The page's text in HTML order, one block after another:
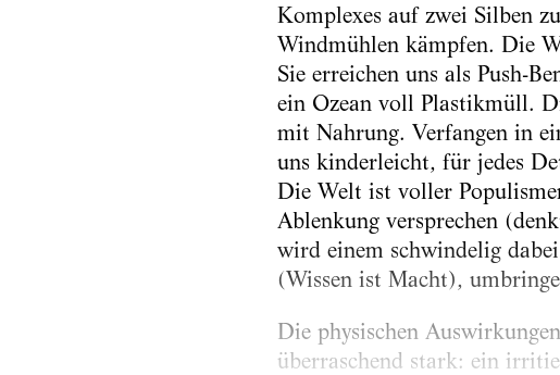
Komplexes auf zwei Silben
Windmühlen kämpfen. Die
Sie erreichen uns als Push-
ein Ozean voll Plastikmüll.
mit Nahrung. Verfangen in
uns kinderleicht, für jedes
Die Welt ist voller
Ablenkung versprechen
wird einem schwindelig
(Wissen ist Macht),
Die physischen
überraschend stark: ein